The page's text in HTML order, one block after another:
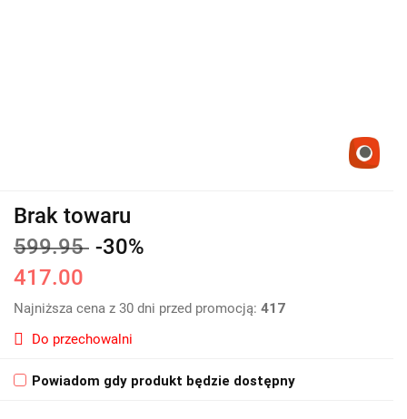
Brak towaru
599.95 -30%
417.00
Najniższa cena z 30 dni przed promocją: 417
Do przechowalni
Powiadom gdy produkt będzie dostępny